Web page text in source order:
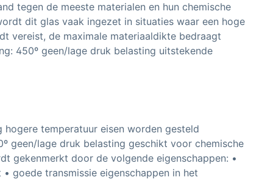
tegen de meeste materialen en hun chemische
dit glas vaak ingezet in situaties waar een hoge
vereist, de maximale materiaaldikte bedraagt
450º geen/lage druk belasting uitstekende
temperatuur eisen worden gesteld
geen/lage druk belasting geschikt voor chemische
gekenmerkt door de volgende eigenschappen: •
goede transmissie eigenschappen in het